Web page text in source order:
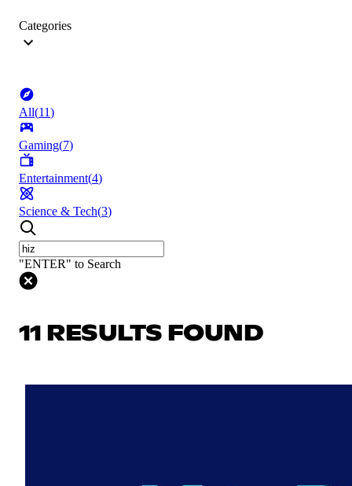
Categories
All(11)
Gaming(7)
Entertainment(4)
Science & Tech(3)
"ENTER" to Search
11 RESULTS FOUND